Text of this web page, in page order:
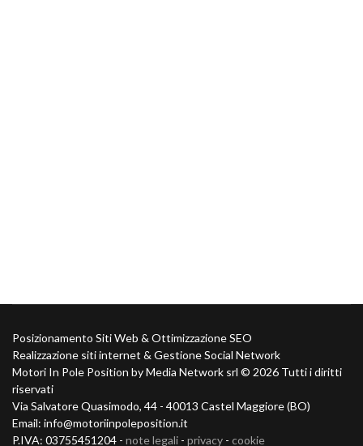
Posizionamento Siti Web & Ottimizzazione SEO
Realizzazione siti internet & Gestione Social Network
Motori In Pole Position by Media Network srl © 2026 Tutti i diritti
riservati
Via Salvatore Quasimodo, 44 - 40013 Castel Maggiore (BO)
Email: info@motoriinpoleposition.it
P.IVA: 03755451204 - note legali - privacy - cookie